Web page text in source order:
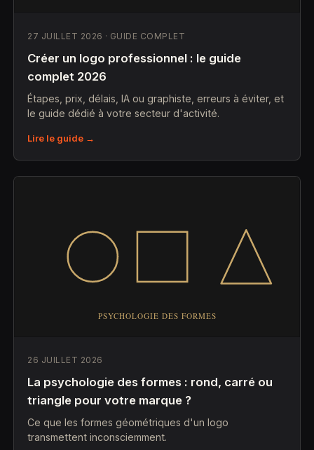
27 JUILLET 2026 · GUIDE COMPLET
Créer un logo professionnel : le guide
complet 2026
Étapes, prix, délais, IA ou graphiste, erreurs à éviter, et
le guide dédié à votre secteur d'activité.
Lire le guide →
26 JUILLET 2026
La psychologie des formes : rond, carré ou
triangle pour votre marque ?
Ce que les formes géométriques d'un logo
transmettent inconsciemment.